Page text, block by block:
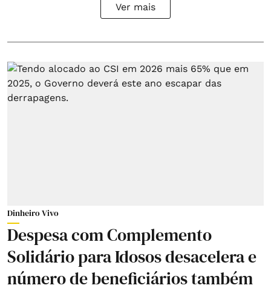
Ver mais
Dinheiro Vivo
Despesa com Complemento
Solidário para Idosos desacelera e
número de beneficiários também